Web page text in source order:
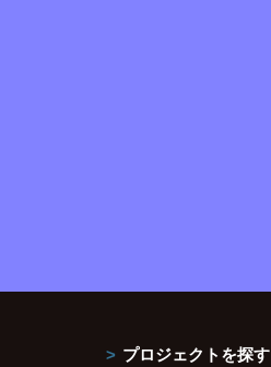
プロジェクトを探す